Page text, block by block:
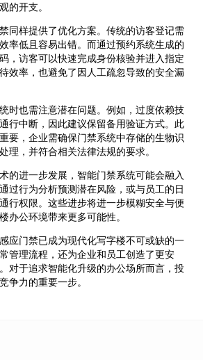
的开支。
同样提供了优化方案。传统的访客登记需
率低且容易出错。而通过预约系统生成的
，访客可以快速完成身份核验并进入指定
效率，也避免了因人工疏忽导致的安全漏
时也需注意潜在问题。例如，过度依赖技
行中断，因此建议保留备用验证方式。此
要，企业需确保门禁系统中存储的生物识
理，并符合相关法律法规的要求。
的进一步发展，智能门禁系统可能会融入
过行为分析预测潜在风险，或与员工的日
行权限。这些进步将进一步模糊安全与便
办公环境带来更多可能性。
应门禁已成为现代化写字楼不可或缺的一
管理流程，还为企业和员工创造了更安
对于追求智能化升级的办公场所而言，投
争力的重要一步。